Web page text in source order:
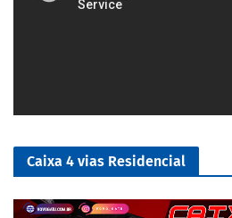
Caixa 4 vias Residencial